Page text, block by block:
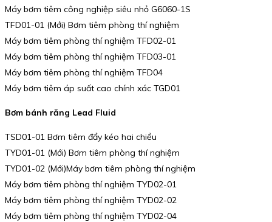
Máy bơm tiêm công nghiệp siêu nhỏ G6060-1S
TFD01-01 (Mới) Bơm tiêm phòng thí nghiệm
Máy bơm tiêm phòng thí nghiệm TFD02-01
Máy bơm tiêm phòng thí nghiệm TFD03-01
Máy bơm tiêm phòng thí nghiệm TFD04
Máy bơm tiêm áp suất cao chính xác TGD01
Bơm bánh răng Lead Fluid
TSD01-01 Bơm tiêm đẩy kéo hai chiều
TYD01-01 (Mới) Bơm tiêm phòng thí nghiệm
TYD01-02 (Mới)Máy bơm tiêm phòng thí nghiệm
Máy bơm tiêm phòng thí nghiệm TYD02-01
Máy bơm tiêm phòng thí nghiệm TYD02-02
Máy bơm tiêm phòng thí nghiệm TYD02-04